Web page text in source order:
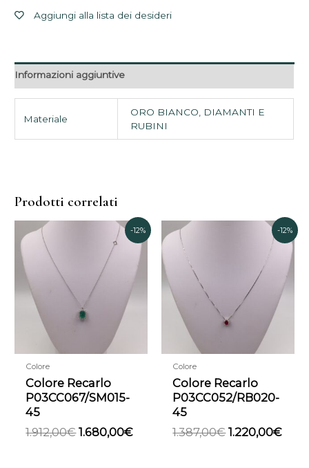
Aggiungi alla lista dei desideri
Informazioni aggiuntive
Materiale
ORO BIANCO, DIAMANTI E
RUBINI
Prodotti correlati
-12%
Colore
Colore Recarlo
P03CC067/SM015-
45
1.912,00€
prezzo
originale
1.912,00€.
1.680,00€
Il
prezzo
attuale
è:
1.680,00€.
-12%
Colore
Colore Recarlo
P03CC052/RB020-
45
1.387,00€
1.387,00€.
1.220,00€
Il
è: